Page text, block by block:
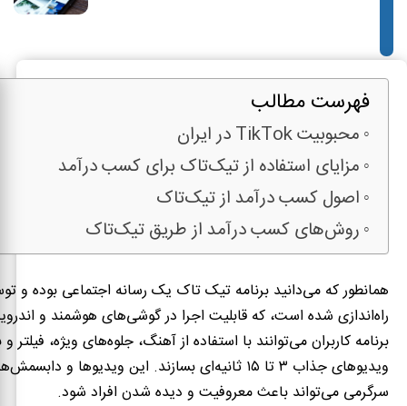
فهرست مطالب
محبوبیت TikTok در ایران
مزایای استفاده از تیک‌تاک برای کسب درآمد
اصول کسب درآمد از تیک‌تاک
روش‌های کسب درآمد از طریق تیک‌تاک
همانطور که می‌دانید برنامه تیک‌ تاک یک رسانه اجتماعی بوده و
راه‌اندازی شده است، که قابلیت اجرا در گوشی‌های هوشمند و
برنامه کاربران می‌توانند با استفاده از آهنگ، جلوه‌های ویژه،
ویدیو‌های جذاب ۳ تا ۱۵ ثانیه‌ای بسازند
. این ویدیو‌ها و
سرگرمی می‌تواند باعث معروفیت و دیده شدن افراد شود.